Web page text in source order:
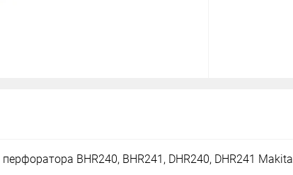
BHR240, BHR241, DHR240, DHR241 Makita